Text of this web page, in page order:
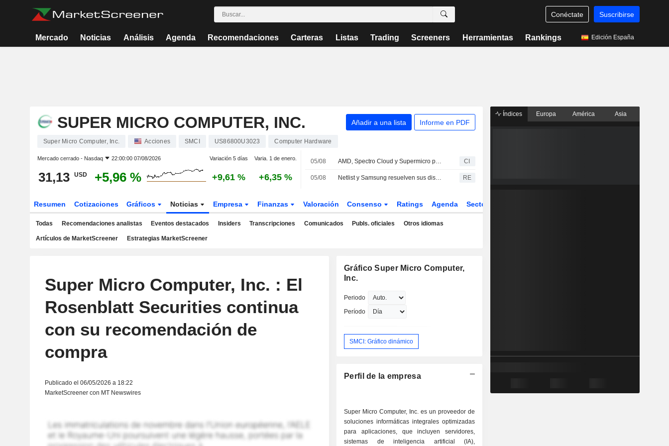
Conéctate Suscribirse
Mercado Noticias Análisis Agenda Recomendaciones Carteras Listas Trading Screeners Herramientas Rankings Edición España
SUPER MICRO COMPUTER, INC. Añadir a una lista Informe en PDF
Super Micro Computer, Inc. Acciones SMCI US86800U3023 Computer Hardware
Mercado cerrado - Nasdaq 22:00:00 07/08/2026 Variación 5 días Varia. 1 de enero.
31,13 USD +5,96 % +9,61 % +6,35 %
05/08 AMD, Spectro Cloud y Supermicro presentan AMD Instinct Coder, una solución de inferencia de IA para empresas CI
05/08 Netlist y Samsung resuelven sus disputas de patentes con un nuevo acuerdo de memorias a cinco años RE
Resumen Cotizaciones Gráficos Noticias Empresa Finanzas Valoración Consenso Ratings Agenda Sector
Todas Recomendaciones analistas Eventos destacados Insiders Transcripciones Comunicados Publs. oficiales Otros idiomas
Artículos de MarketScreener Estrategias MarketScreener
Super Micro Computer, Inc. : El
Rosenblatt Securities continua
con su recomendación de
compra
Publicado el 06/05/2026 a 18:22
MarketScreener con MT Newswires
Gráfico Super Micro Computer,
Inc.
Periodo
Período
SMCI: Gráfico dinámico
Perfil de la empresa
Super Micro Computer, Inc. es un proveedor de
soluciones informáticas integrales optimizadas
para aplicaciones, que incluyen servidores,
sistemas de inteligencia artificial (IA),
Índices Europa América Asia